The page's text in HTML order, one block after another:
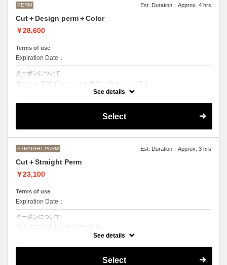
PERM Est. Duration：Approx. 4 hrs
Cut＋Design perm＋Color
￥28,600
Terms of use
Expiration Date：
クーポンについて
カット＋デザインパーマ＋カラーのメニューです。
デザインパーマ、スパイラルパーマ、ハードパーマ、ツイストパーマな
M ¥＋1100 L¥＋1650 LL¥＋2200
See details
Select
STRAIGHT PARM Est. Duration：Approx. 3 hrs
Cut＋Straight Perm
￥23,100
Terms of use
Expiration Date：
クーポンについて
マイクロバブルシャンプー込み
カット＋ストレートパーマ、縮毛矯正、ボリュームダウン
で、ご来店いただいた際にご相談させて頂きます。
●髪の長さにより別途ロング料金を頂戴いたします。
See details
Select